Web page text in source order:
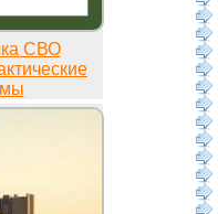
СВО